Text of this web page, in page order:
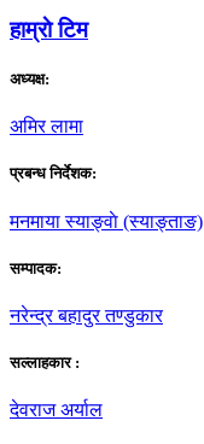
हाम्राे टिम
अध्यक्ष:
अमिर लामा
प्रबन्ध निर्देशक:
मनमाया स्याङ्वाे (स्याङ्ताङ)
सम्पादक:
नरेन्द्र बहादुर तण्डुकार
सल्लाहकार :
देवराज अर्याल